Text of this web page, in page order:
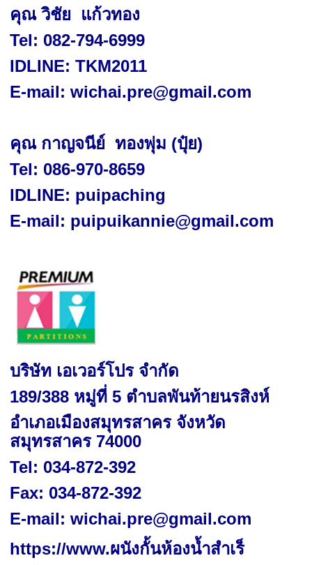
คุณ วิชัย
แก้วทอง
Tel: 082-794-6999
IDLINE: TKM2011
E-mail:wichai.pre@gmail.com
คุณ กาญจนีย์ ทองพุ่ม (ปุ๋ย)
Tel: 086-970-8659
IDLINE: puipaching
E-mail: puipuikannie@gmail.com
บริษัท เอเวอร์โปร จำกัด
189/388 หมู่ที่ 5 ตำบลพันท้ายนรสิงห์
อำเภอเมืองสมุทรสาคร จังหวัด
สมุทรสาคร 74000
Tel: 034-872-392
Fax: 034-872-392
E-mail:wichai.pre@gmail.com
https://www.ผนังกั้นห้องน้ำสําเร็